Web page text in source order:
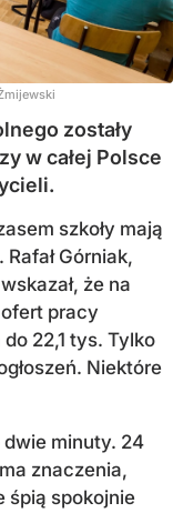
zostały
w całej Polsce
szkoły mają
Górniak,
że na
pracy
22,1 tys. Tylko
Niektóre
minuty. 24
znaczenia,
śpią spokojnie